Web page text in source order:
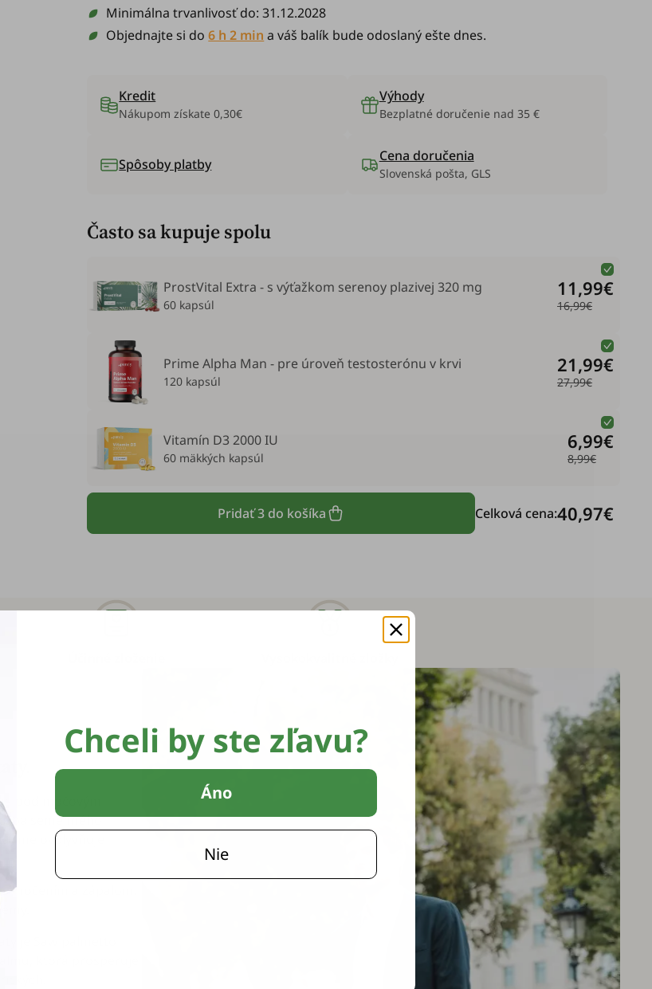
Minimálna trvanlivosť do:31.12.2028
Objednajte si do6 h 2 min a váš balík bude odoslaný ešte dnes.
Kredit
Nákupom získate0,30€
Výhody
Bezplatné doručenie nad 35 €
Spôsoby platby Cena doručenia
Slovenská pošta, GLS
Často sa kupuje spolu
ProstVital Extra - s výťažkom serenoy plazivej 320 mg
60 kapsúl
11,99€
16,99€
Prime Alpha Man - pre úroveň testosterónu v krvi
120 kapsúl
21,99€
27,99€
Vitamín D3 2000 IU
60 mäkkých kapsúl
6,99€
8,99€
Pridať 3 do košíka Celková cena:40,97€
pod močovým
semenného
ovplyvňuje
močením a zápalom.
je Saw palmetto
ktorá prosperuje
Chceli by ste zľavu?
Áno
Nie